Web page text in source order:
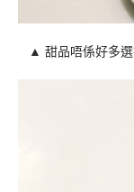
▲ 甜品唔係好多